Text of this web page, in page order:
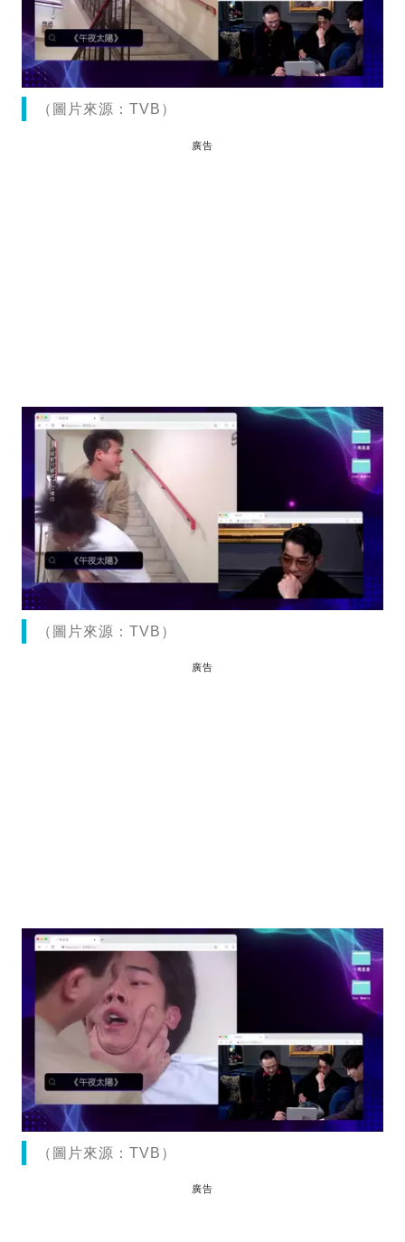
（圖片來源：TVB）
廣告
（圖片來源：TVB）
廣告
（圖片來源：TVB）
廣告